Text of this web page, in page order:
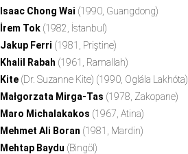
Isaac Chong Wai (1990, Guangdong)
İrem Tok (1982, İstanbul)
Jakup Ferri (1981, Priştine)
Khalil Rabah (1961, Ramallah)
Kite (Dr. Suzanne Kite) (1990, Oglála Lakhóta)
Małgorzata Mirga-Tas (1978, Zakopane)
Maro Michalakakos (1967, Atina)
Mehmet Ali Boran (1981, Mardin)
Mehtap Baydu (Bingöl)